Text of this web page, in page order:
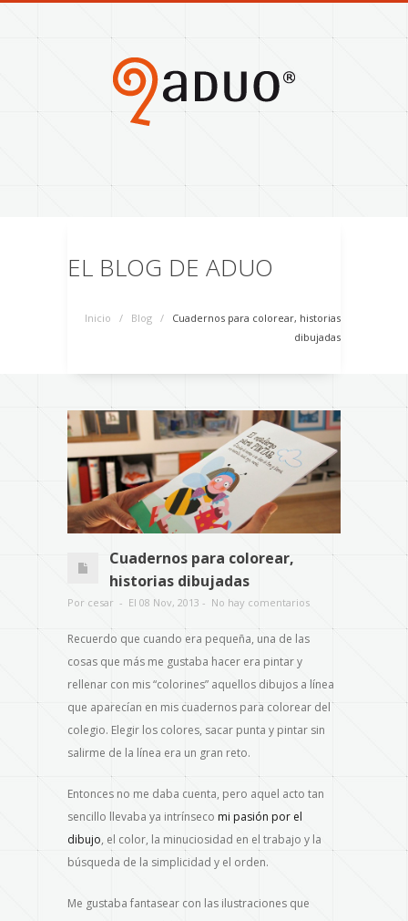
EL BLOG DE ADUO
Inicio / Blog / Cuadernos para colorear, historias
dibujadas
Cuadernos para colorear,
historias dibujadas
Por cesar - El 08 Nov, 2013 - No hay comentarios
Recuerdo que cuando era pequeña, una de las
cosas que más me gustaba hacer era pintar y
rellenar con mis “colorines” aquellos dibujos a línea
que aparecían en mis cuadernos para colorear del
colegio. Elegir los colores, sacar punta y pintar sin
salirme de la línea era un gran reto.
Entonces no me daba cuenta, pero aquel acto tan
sencillo llevaba ya intrínseco mi pasión por el
dibujo, el color, la minuciosidad en el trabajo y la
búsqueda de la simplicidad y el orden.
Me gustaba fantasear con las ilustraciones que